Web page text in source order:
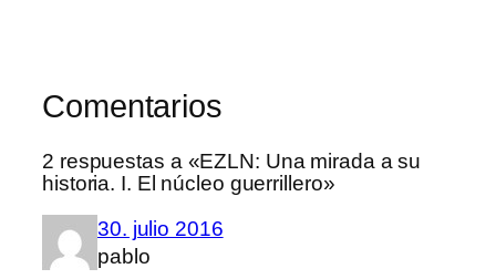
Comentarios
2 respuestas a «EZLN: Una mirada a su
historia. I. El núcleo guerrillero»
30. julio 2016
pablo